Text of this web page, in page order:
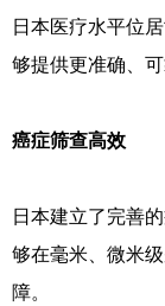
日本医疗水平位
够提供更准确、可
癌症筛查高效
日本建立了完善
够在毫米、微米
障。